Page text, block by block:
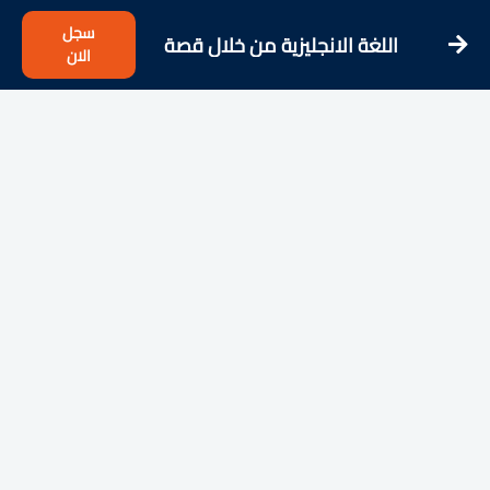
اللغة الانجليزية من خلال قصة
المستوى 2
سجل
الان